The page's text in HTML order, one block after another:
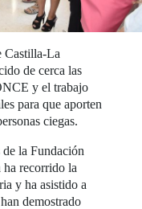
Castilla-La
de cerca las
y el trabajo
para que aporten
ciegas.
la Fundación
recorrido la
y ha asistido a
demostrado